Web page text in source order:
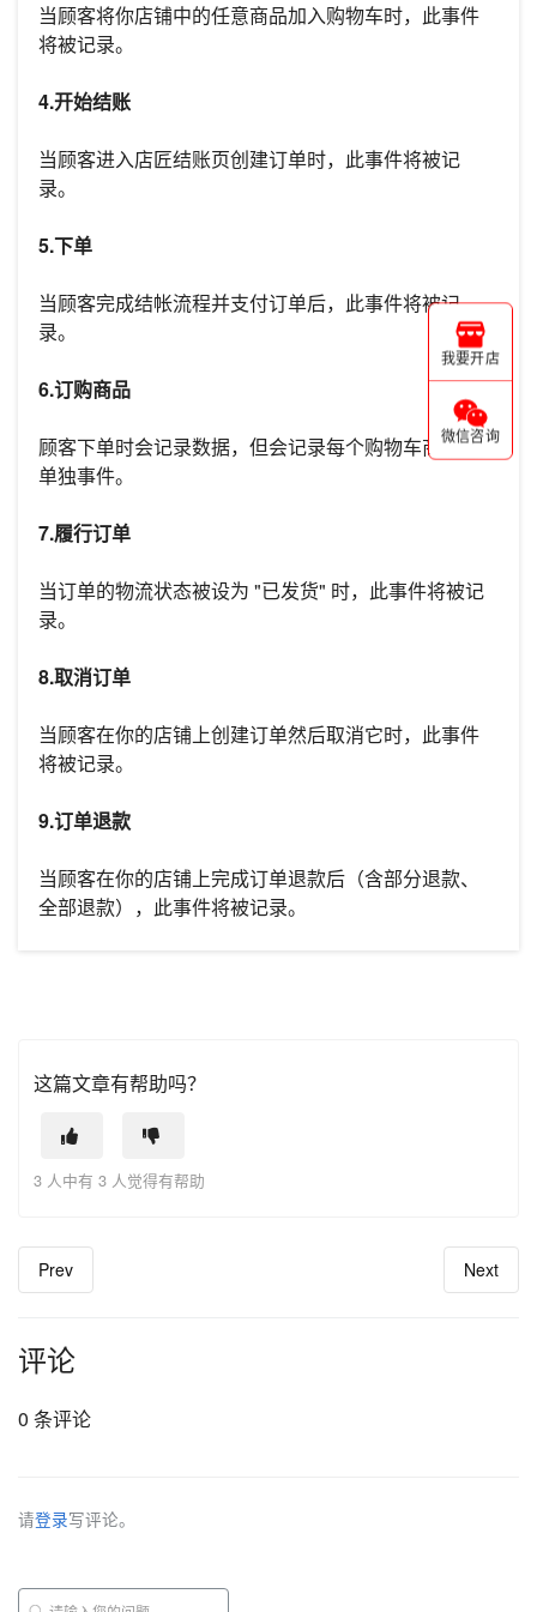
当顾客将你店铺中的任意商品加入购物车时，此事件
将被记录。
4.开始结账
当顾客进入店匠结账页创建订单时，此事件将被记
录。
5.下单
当顾客完成结帐流程并支付订单后，此事件将被记
录。
6.订购商品
顾客下单时会记录数据，但会记录每个购物车商品的
单独事件。
7.履行订单
当订单的物流状态被设为 "已发货" 时，此事件将被记
录。
8.取消订单
当顾客在你的店铺上创建订单然后取消它时，此事件
将被记录。
9.订单退款
当顾客在你的店铺上完成订单退款后（含部分退款、
全部退款），此事件将被记录。
这篇文章有帮助吗？
3 人中有 3 人觉得有帮助
Prev Next
评论
0 条评论
请登录写评论。
我要开店
微信咨询